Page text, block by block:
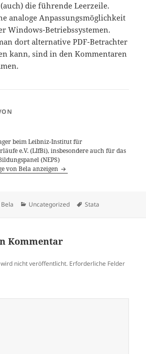
die führende Leerzeile.
analoge Anpassungsmöglichkeit
Windows-Betriebssystemen.
dort alternative PDF-Betrachter
kann, sind in den Kommentaren
beim Leibniz-Institut für
e.V. (LIfBi), insbesondere auch für das
(NEPS)
von Bela anzeigen
Autor
Bela Kategorien
Uncategorized Schlagwörter
Stata
Kommentar
nicht veröffentlicht. Erforderliche Felder